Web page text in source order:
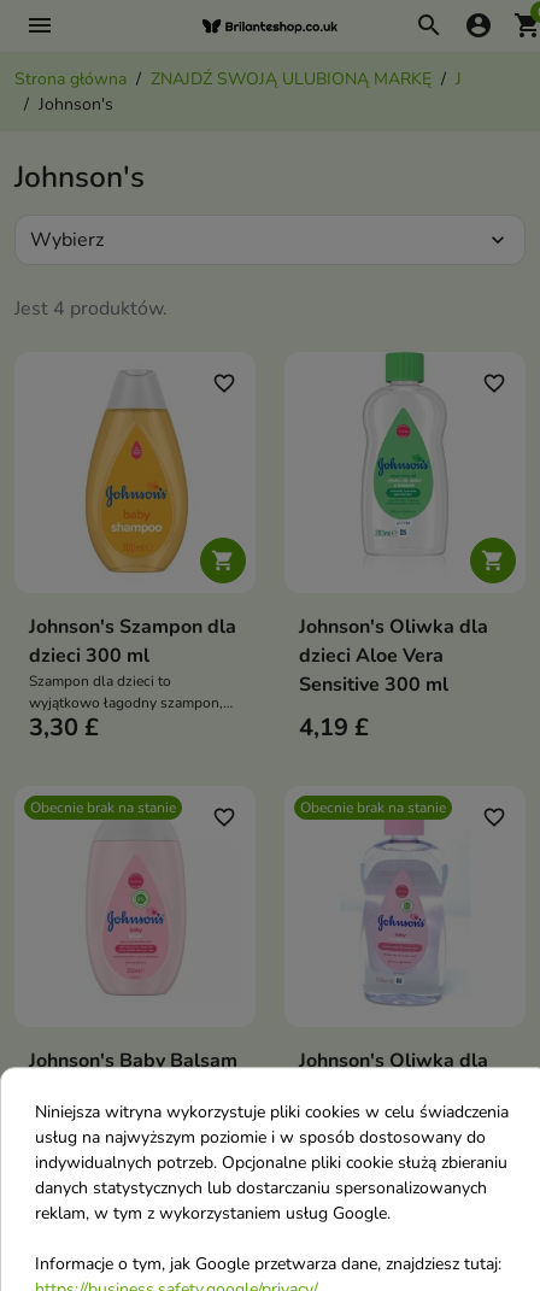
menu search account_circle
Strona główna ZNAJDŹ SWOJĄ ULUBIONĄ MARKĘ
J
Johnson's
Johnson's
Jest 4 produktów.
Wybierz expand_more

favorite_border
Johnson's Szampon dla
dzieci 300 ml
Szampon dla dzieci to
wyjątkowo łagodny szampon,
który delikatnie oczyszcza włosy
3,30 £

favorite_border
Johnson's Oliwka dla
dzieci Aloe Vera
Sensitive 300 ml
4,19 £
Obecnie brak na stanie favorite_border
Johnson's Baby Balsam
Balsam do ciała z olejem
kokosowym stworzony
specjalnie dla delikatnej skóry
niemowląt – odżywia, zmiękcza i
nawilża przez 24 godziny, już od
pierwszego użycia
4,62 £
Obecnie brak na stanie favorite_border
Johnson's Oliwka dla
Oliwka dla dzieci
3,77 £
Niniejsza witryna wykorzystuje pliki cookies w celu świadczenia
usług na najwyższym poziomie i w sposób dostosowany do
indywidualnych potrzeb. Opcjonalne pliki cookie służą zbieraniu
danych statystycznych lub dostarczaniu spersonalizowanych
reklam, w tym z wykorzystaniem usług Google.
Informacje o tym, jak Google przetwarza dane, znajdziesz tutaj: